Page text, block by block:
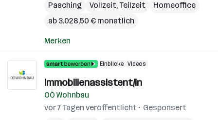
Pasching
Vollzeit, Teilzeit
Homeoffice
ab 3.028,50 € monatlich
Merken
Einblicke Videos
Immobilienassistent/in
OÖ Wohnbau
vor 7 Tagen veröffentlicht
Gesponsert